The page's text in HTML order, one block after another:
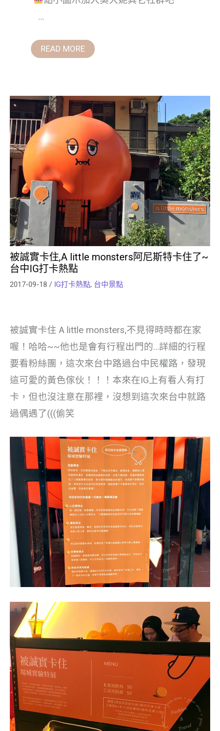
...
READ MORE
被誠實卡住,A little monsters阿尼斯特卡住了~
台中IG打卡熱點
2017-09-18 / IG打卡熱點, 台中景點
被誠實卡住 A little monsters,不見得時時都在家
喔！哈哈~~他也是會有行程出門的…詳細的行程
要看粉絲團，這次來台中路過台中民權路，發現
這可愛的黃色傢伙！！！本來在IG上有看人有打
卡，但也沒注意在那裡，沒想到這次來台中就路
過偶遇了(((偷笑